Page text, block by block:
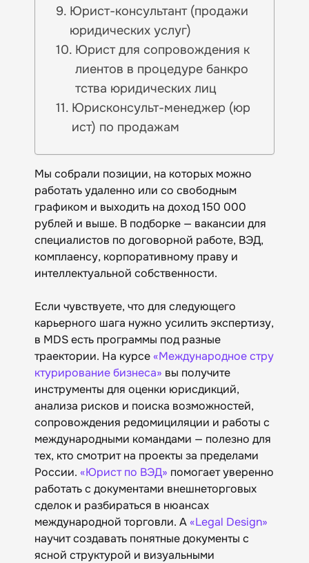
Юрист-консультант (продажи
юридических услуг)
Юрист для сопровождения к
лиентов в процедуре банкро
тства юридических лиц
Юрисконсульт-менеджер (юр
ист) по продажам
Мы собрали позиции, на которых можно
работать удаленно или со свободным
графиком и выходить на доход 150 000
рублей и выше. В подборке — вакансии для
специалистов по договорной работе, ВЭД,
комплаенсу, корпоративному праву и
интеллектуальной собственности.
Если чувствуете, что для следующего
карьерного шага нужно усилить экспертизу,
в MDS есть программы под разные
траектории. На курсе«Международное стру
ктурирование бизнеса» вы получите
инструменты для оценки юрисдикций,
анализа рисков и поиска возможностей,
сопровождения редомициляции и работы с
международными командами — полезно для
тех, кто смотрит на проекты за пределами
России. «Юрист по ВЭД» помогает уверенно
работать с документами внешнеторговых
сделок и разбираться в нюансах
международной торговли. А«Legal Design»
научит создавать понятные документы с
ясной структурой и визуальными